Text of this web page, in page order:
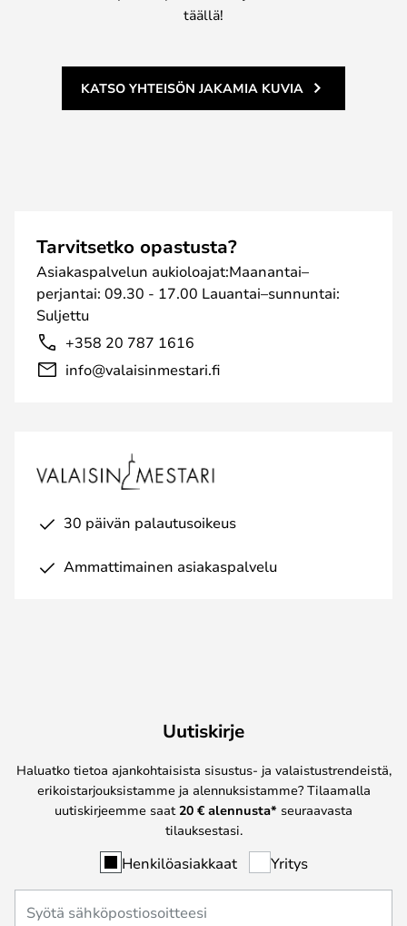
täällä!
KATSO YHTEISÖN JAKAMIA KUVIA
Tarvitsetko opastusta?
Asiakaspalvelun aukioloajat:Maanantai–
perjantai: 09.30 - 17.00 Lauantai–sunnuntai:
Suljettu
+358 20 787 1616
info@valaisinmestari.fi
30 päivän palautusoikeus
Ammattimainen asiakaspalvelu
Uutiskirje
Haluatko tietoa ajankohtaisista sisustus- ja valaistustrendeistä,
erikoistarjouksistamme ja alennuksistamme? Tilaamalla
uutiskirjeemme saat 20 € alennusta* seuraavasta
tilauksestasi.
Henkilöasiakkaat Yritys